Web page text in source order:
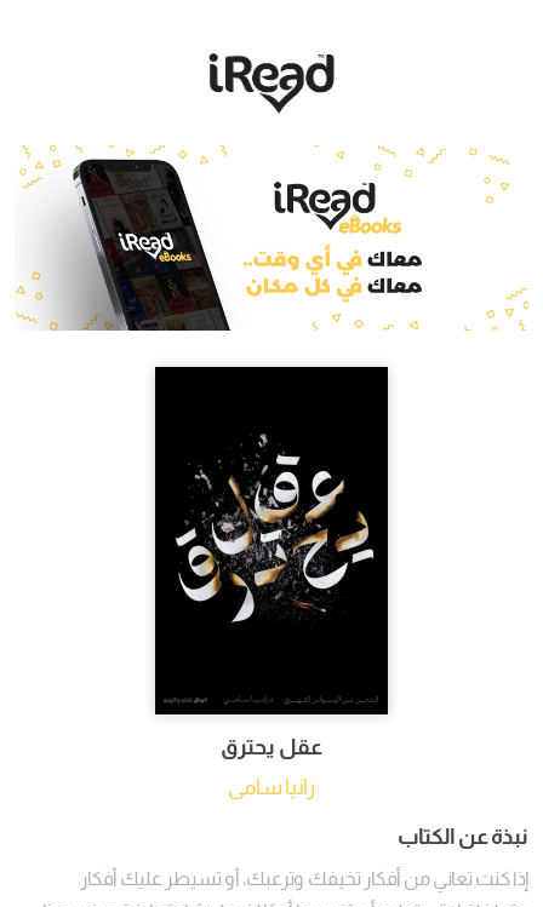
عقل يحترق
رانيا سامى
نبذة عن الكتاب
إذا كنت تعاني من أفكار تخيفك وترعبك، أو تسيطر عليك أفكار